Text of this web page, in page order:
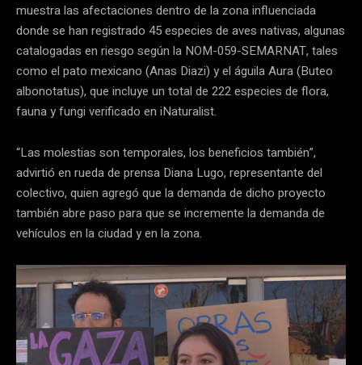
muestra las afectaciones dentro de la zona influenciada
donde se han registrado 45 especies de aves nativas, algunas
catalogadas en riesgo según la NOM-059-SEMARNAT, tales
como el pato mexicano (Anas Diazi) y el águila Aura (Buteo
albonotatus), que incluye un total de 222 especies de flora,
fauna y fungi verificado en iNaturalist.
“Las molestias son temporales, los beneficios también”,
advirtió en rueda de prensa Diana Lugo, representante del
colectivo, quien agregó que la demanda de dicho proyecto
también abre paso para que se incremente la demanda de
vehículos en la ciudad y en la zona.